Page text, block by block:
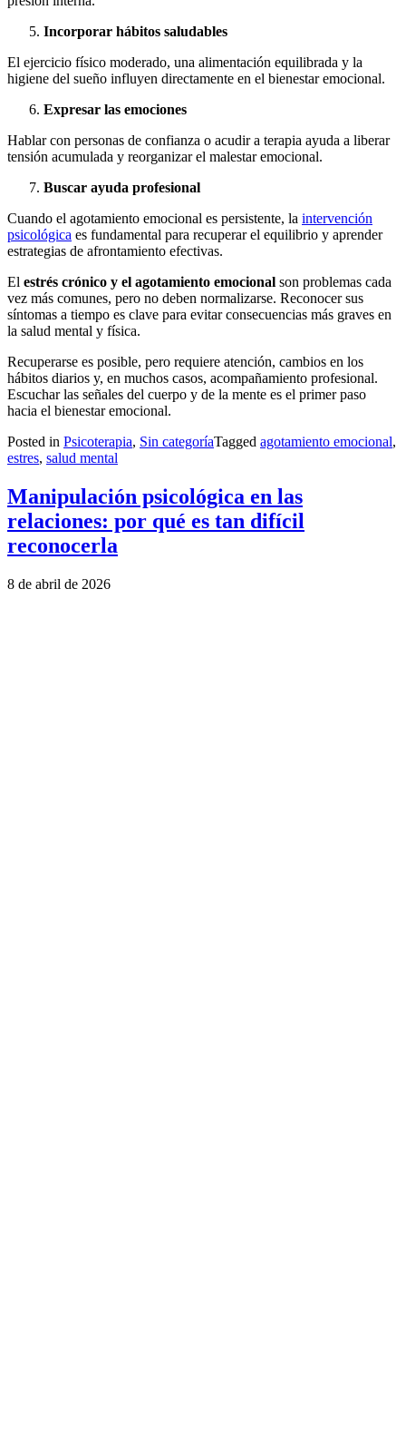
Incorporar hábitos saludables
El ejercicio físico moderado, una alimentación equilibrada y la
higiene del sueño influyen directamente en el bienestar emocional.
Expresar las emociones
Hablar con personas de confianza o acudir a terapia ayuda a liberar
tensión acumulada y reorganizar el malestar emocional.
Buscar ayuda profesional
Cuando el agotamiento emocional es persistente, la intervención
psicológica es fundamental para recuperar el equilibrio y aprender
estrategias de afrontamiento efectivas.
El estrés crónico y el agotamiento emocional son problemas cada
vez más comunes, pero no deben normalizarse. Reconocer sus
síntomas a tiempo es clave para evitar consecuencias más graves en
la salud mental y física.
Recuperarse es posible, pero requiere atención, cambios en los
hábitos diarios y, en muchos casos, acompañamiento profesional.
Escuchar las señales del cuerpo y de la mente es el primer paso
hacia el bienestar emocional.
Posted in Psicoterapia, Sin categoríaTagged agotamiento emocional,
estres, salud mental
Manipulación psicológica en las
relaciones: por qué es tan difícil
reconocerla
8 de abril de 2026